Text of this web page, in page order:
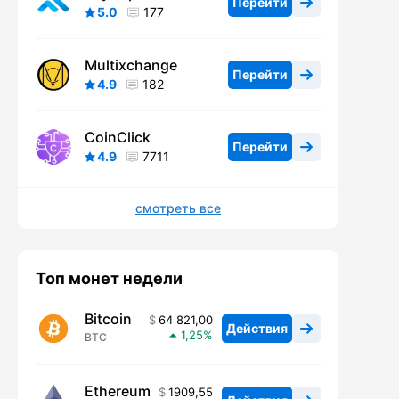
5.0 177
Multixchange
4.9 182
Перейти
CoinClick
4.9 7711
Перейти
смотреть все
Топ монет недели
Bitcoin
BTC
64 821,00
1,25
Действия
Ethereum
1909,55